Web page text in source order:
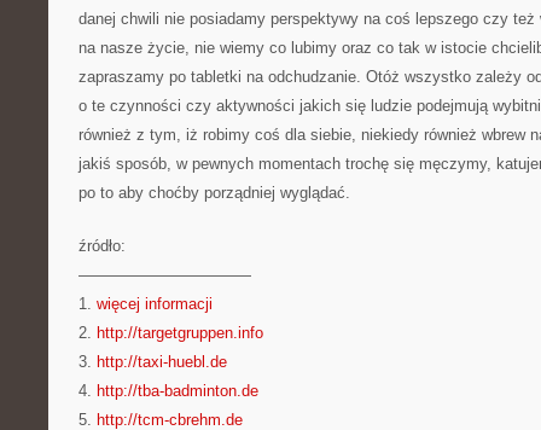
danej chwili nie posiadamy perspektywy na coś lepszego czy też
na nasze życie, nie wiemy co lubimy oraz co tak w istocie
zapraszamy po tabletki na odchudzanie. Otóż wszystko zależy
o te czynności czy aktywności jakich się ludzie podejmują
również z tym, iż robimy coś dla siebie, niekiedy również wbrew
jakiś sposób, w pewnych momentach trochę się męczymy,
po to aby choćby porządniej wyglądać.
źródło:
———————————
1. więcej informacji
2. http://targetgruppen.info
3. http://taxi-huebl.de
4. http://tba-badminton.de
5. http://tcm-cbrehm.de